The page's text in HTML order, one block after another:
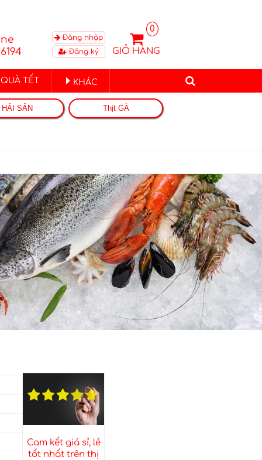
Đăng nhập
Đăng ký
GIỎ HÀNG
0
TẾT KHÁC
HẢI SẢN Thịt GÀ
Cam kết giá sỉ, lẻ
tốt nhất trên thị